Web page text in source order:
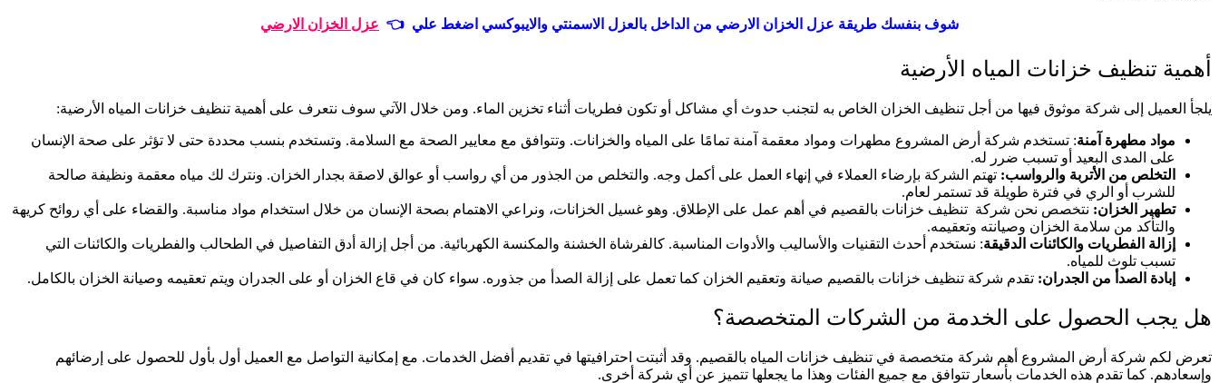
شوف بنفسك طريقة عزل الخزان الارضي من الداخل بالعزل الاسمنتي والايبوكسي اضغط علي 👈 عزل الخزان الارضي
أهمية تنظيف خزانات المياه الأرضية
يلجأ العميل إلى شركة موثوق فيها من أجل تنظيف الخزان الخاص به لتجنب حدوث أي مشاكل أو تكون فطريات أثناء تخزين الماء. ومن خلال الآتي سوف نتعرف على أهمية تنظيف خزانات المياه الأرضية:
مواد مطهرة آمنة: تستخدم شركة أرض المشروع مطهرات ومواد معقمة آمنة تمامًا على المياه والخزانات. وتتوافق مع معايير الصحة مع السلامة. وتستخدم بنسب محددة حتى لا تؤثر على صحة الإنسان
على المدى البعيد أو تسبب ضرر له.
التخلص من الأتربة والرواسب: تهتم الشركة بإرضاء العملاء في إنهاء العمل على أكمل وجه. والتخلص من الجذور من أي رواسب أو عوالق لاصقة بجدار الخزان. ونترك لك مياه معقمة ونظيفة صالحة
للشرب أو الري في فترة طويلة قد تستمر لعام.
تطهير الخزان: نتخصص نحن شركة تنظيف خزانات بالقصيم في أهم عمل على الإطلاق. وهو غسيل الخزانات، ونراعي الاهتمام بصحة الإنسان من خلال استخدام مواد مناسبة. والقضاء على أي روائح كريهة
والتأكد من سلامة الخزان وصيانته وتعقيمه.
إزالة الفطريات والكائنات الدقيقة: نستخدم أحدث التقنيات والأساليب والأدوات المناسبة. كالفرشاة الخشنة والمكنسة الكهربائية. من أجل إزالة أدق التفاصيل في الطحالب والفطريات والكائنات التي
تسبب تلوث للمياه.
إبادة الصدأ من الجدران: تقدم شركة تنظيف خزانات بالقصيم صيانة وتعقيم الخزان كما تعمل على إزالة الصدأ من جذوره. سواء كان في قاع الخزان أو على الجدران ويتم تعقيمه وصيانة الخزان بالكامل.
هل يجب الحصول على الخدمة من الشركات المتخصصة؟
تعرض لكم شركة أرض المشروع أهم شركة متخصصة في تنظيف خزانات المياه بالقصيم. وقد أثبتت احترافيتها في تقديم أفضل الخدمات. مع إمكانية التواصل مع العميل أول بأول للحصول على إرضائهم
وإسعادهم. كما تقدم هذه الخدمات بأسعار تتوافق مع جميع الفئات وهذا ما يجعلها تتميز عن أي شركة أخرى.